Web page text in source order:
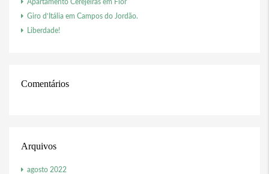
Apartamento Cerejeiras em Flor
Giro d’Itália em Campos do Jordão.
Liberdade!
Comentários
Arquivos
agosto 2022